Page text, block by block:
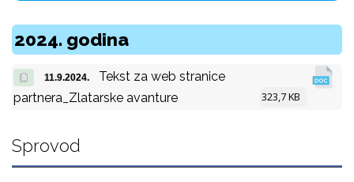
2024. godina
11.9.2024.
Tekst za web stranice
partnera_Zlatarske avanture
323,7 KB
Sprovod